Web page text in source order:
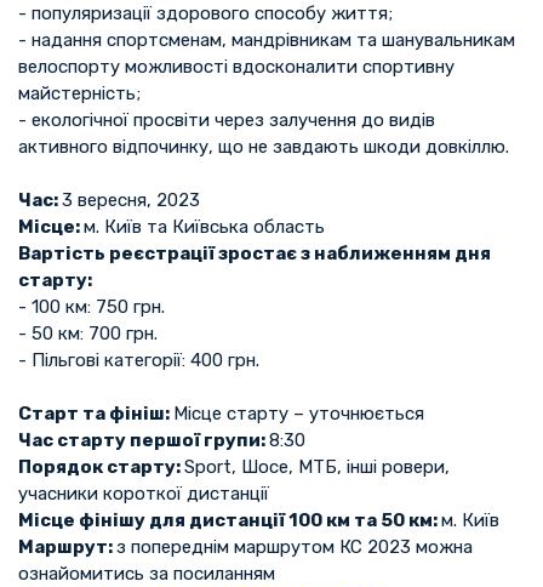
- популяризації здорового способу життя;
- надання спортсменам, мандрівникам та шанувальникам
велоспорту можливості вдосконалити спортивну
майстерність;
- екологічної просвіти через залучення до видів
активного відпочинку, що не завдають шкоди довкіллю.
Час:3 вересня, 2023
Місце:м. Київ та Київська область
Вартість реєстрації зростає з наближенням дня
старту:
- 100 км: 750 грн.
- 50 км: 700 грн.
- Пільгові категорії: 400 грн.
Старт та фініш: Місце старту – уточнюється
Час старту першої групи:8:30
Порядок старту:Sport, Шосе, МТБ, інші ровери,
учасники короткої дистанції
Місце фінішу для дистанції 100 км та 50 км:м. Київ
Маршрут:з попереднім маршрутом КС 2023 можна
ознайомитись за посиланням